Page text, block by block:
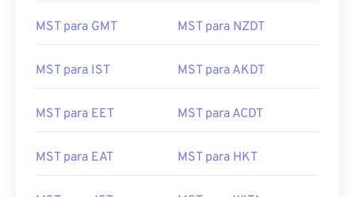
MST para GMT MST para NZDT
MST para IST MST para AKDT
MST para EET MST para ACDT
MST para EAT MST para HKT